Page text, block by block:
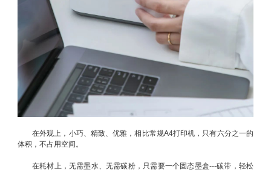
在外观上，小巧、精致、优雅，相比常规A4打印机，只有六分之一的
体积，不占用空间。
在耗材上，无需墨水、无需碳粉，只需要一个固态墨盒---碳带，轻松